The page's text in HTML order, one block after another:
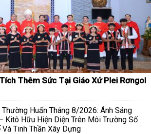
Thêm Sức Tại Giáo Xứ Plei Rơngol
Thường Huấn Tháng 8/2026: Ánh Sáng
Kitô Hữu Hiện Diện Trên Môi Trường Số
Tinh Thần Xây Dựng